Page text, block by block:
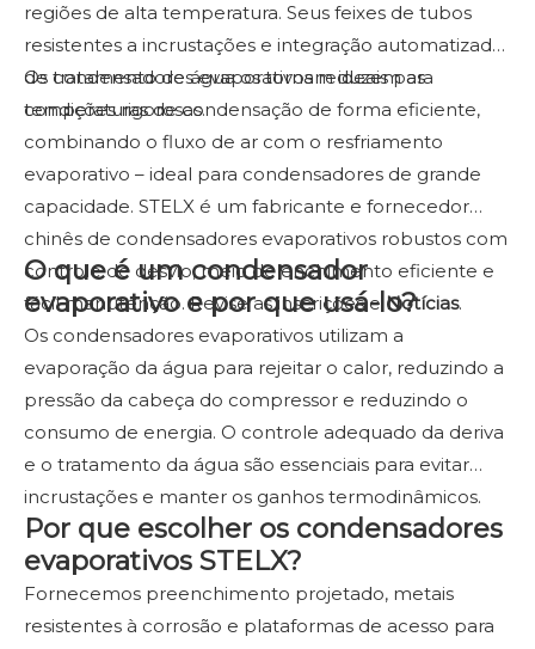
regiões de alta temperatura. Seus feixes de tubos
resistentes a incrustações e integração automatizada
de tratamento de água os tornam ideais para
condições rigorosas.
Os condensadores evaporativos reduzem as
temperaturas de condensação de forma eficiente,
combinando o fluxo de ar com o resfriamento
evaporativo – ideal para condensadores de grande
capacidade. STELX é um fabricante e fornecedor
chinês de condensadores evaporativos robustos com
controle de desvio, meio de enchimento eficiente e
fácil manutenção. Revise as inscrições e Notícias.
O que é um condensador
evaporativo e por que usá-lo?
Os condensadores evaporativos utilizam a
evaporação da água para rejeitar o calor, reduzindo a
pressão da cabeça do compressor e reduzindo o
consumo de energia. O controle adequado da deriva
e o tratamento da água são essenciais para evitar
incrustações e manter os ganhos termodinâmicos.
Por que escolher os condensadores
evaporativos STELX?
Fornecemos preenchimento projetado, metais
resistentes à corrosão e plataformas de acesso para